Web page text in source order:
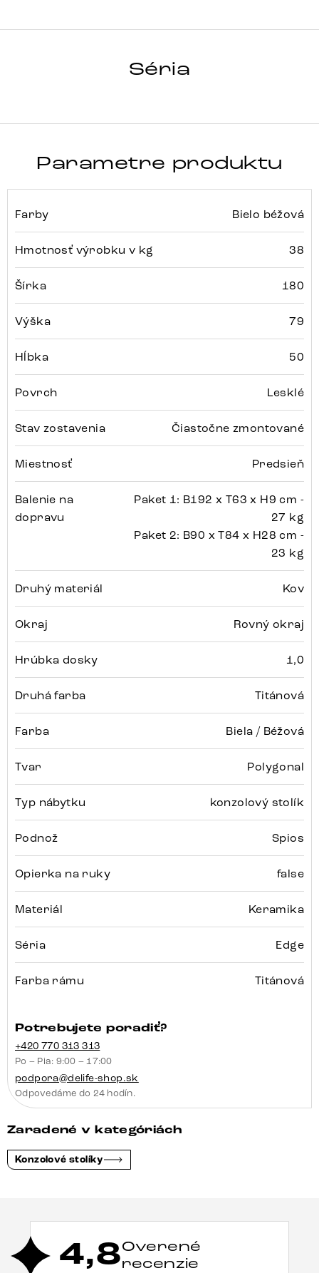
Séria
Parametre produktu
Farby Bielo béžová
Hmotnosť výrobku v kg 38
Šírka 180
Výška 79
Hĺbka 50
Povrch Lesklé
Stav zostavenia Čiastočne zmontované
Miestnosť Predsieň
Balenie na
dopravu
Paket 1: B192 x T63 x H9 cm -
27 kg
Paket 2: B90 x T84 x H28 cm -
23 kg
Druhý materiál Kov
Okraj Rovný okraj
Hrúbka dosky 1,0
Druhá farba Titánová
Farba Biela / Béžová
Tvar Polygonal
Typ nábytku konzolový stolík
Podnož Spios
Opierka na ruky false
Materiál Keramika
Séria Edge
Farba rámu Titánová
Potrebujete poradiť?
+420 770 313 313
Po – Pia: 9:00 – 17:00
podpora@delife-shop.sk
Odpovedáme do 24 hodín.
Zaradené v kategóriách
Konzolové stolíky
4,8Overené
recenzie